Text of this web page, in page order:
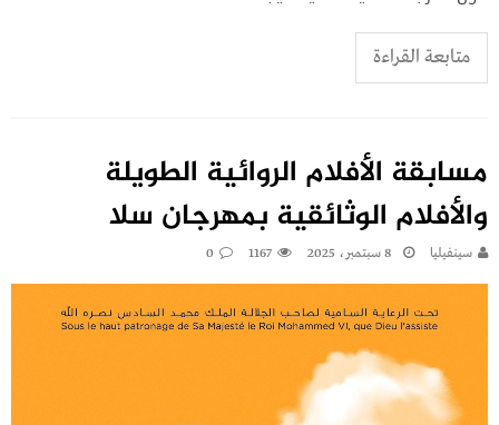
متابعة القراءة
مسابقة الأفلام الروائية الطويلة
والأفلام الوثائقية بمهرجان سلا
سينفيليا 8 سبتمبر، 2025 1167
0